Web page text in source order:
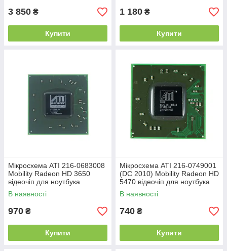
3 850 ₴
Купити
1 180 ₴
Купити
Мікросхема ATI 216-0683008
Mobility Radeon HD 3650
відеочіп для ноутбука
В наявності
970 ₴
Купити
Мікросхема ATI 216-0749001
(DC 2010) Mobility Radeon HD
5470 відеочіп для ноутбука
В наявності
740 ₴
Купити